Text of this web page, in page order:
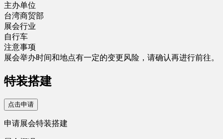
主办单位
台湾商贸部
展会行业
自行车
注意事项
展会举办时间和地点有一定的变更风险，请确认再进行前往。
特装搭建
点击申请
申请展会特装搭建